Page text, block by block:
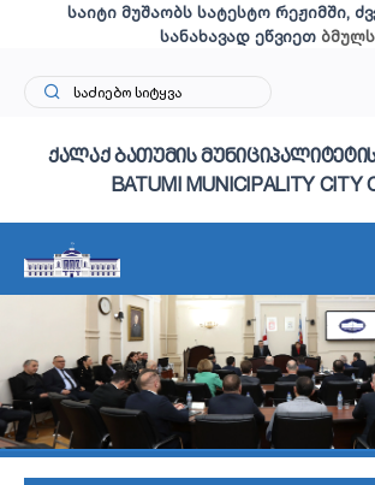
საიტი მუშაობს სატესტო რეჟიმში,
სანახავად ეწვიეთ ბმულს
ქალაქ ბათუმის
BATUMI MUNICIPALITY CITY